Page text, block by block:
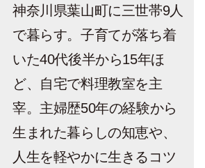
神奈川県葉山町に三世帯9人
で暮らす。子育てが落ち着
いた40代後半から15年ほ
ど、自宅で料理教室を主
宰。主婦歴50年の経験から
生まれた暮らしの知恵や、
人生を軽やかに生きるコツ